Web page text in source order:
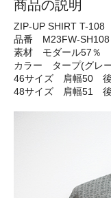
商品の説明
ZIP-UP SHIRT T-108
品番 M23FW-SH108
素材 モダール57％
カラー タープ(グレ
46サイズ 肩幅50
48サイズ 肩幅51